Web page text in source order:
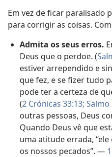
Em vez de ficar paralisado
para corrigir as coisas.
Admita os seus erros.
Deus que o perdoe. (
estiver arrependido e
que fez, e se fizer tudo
pode ter a certeza de
(2 Crónicas 33:13; Salmo
outras pessoas, Deus
Quando Deus vê que
uma atitude errada,
os nossos pecados”. —